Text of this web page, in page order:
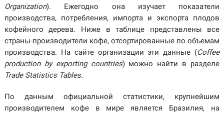
Organization). Ежегодно она изучает показатели
производства, потребления, импорта и экспорта плодов
кофейного дерева. Ниже в таблице представлены все
страны-производители кофе, отсортированные по объемам
производства. На сайте организации эти данные (Coffee
production by exporting countries) можно найти в разделе
Trade Statistics Tables.
По данным официальной статистики, крупнейшим
производителем кофе в мире является Бразилия, на